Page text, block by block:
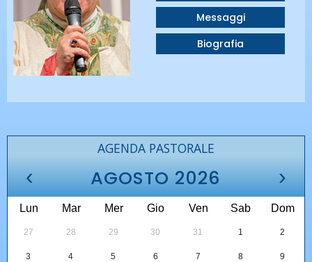
Messaggi
Biografia
AGENDA PASTORALE
‹ AGOSTO 2026 ›
Lun Mar Mer Gio Ven Sab Dom
27 28 29 30 31 1 2
3 4 5 6 7 8 9